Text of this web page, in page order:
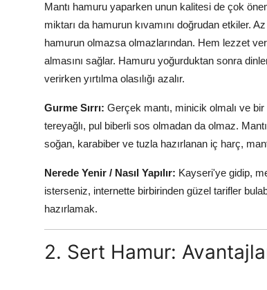
Mantı hamuru yaparken unun kalitesi de çok
miktarı da hamurun kıvamını doğrudan etkiler.
hamurun olmazsa olmazlarından. Hem lezzet
almasını sağlar. Hamuru yoğurduktan sonra
verirken yırtılma olasılığı azalır.
Gurme Sırrı: Gerçek mantı, minicik olmalı ve bir
tereyağlı, pul biberli sos olmadan da olmaz.
soğan, karabiber ve tuzla hazırlanan iç harç,
Nerede Yenir / Nasıl Yapılır: Kayseri'ye gidip,
isterseniz, internette birbirinden güzel tarifler
hazırlamak.
2. Sert Hamur: